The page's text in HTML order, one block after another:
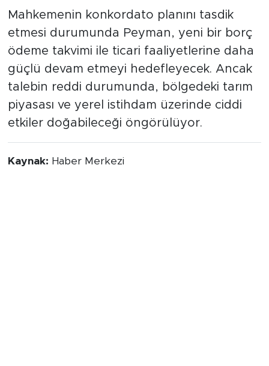
Mahkemenin konkordato planını tasdik
etmesi durumunda Peyman, yeni bir borç
ödeme takvimi ile ticari faaliyetlerine daha
güçlü devam etmeyi hedefleyecek. Ancak
talebin reddi durumunda, bölgedeki tarım
piyasası ve yerel istihdam üzerinde ciddi
etkiler doğabileceği öngörülüyor.
Kaynak: Haber Merkezi